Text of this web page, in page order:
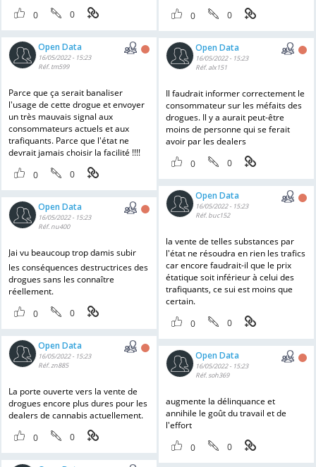
0
0
0
0
Open Data
16/05/2022 - 15:23
Réf. tm599
Parce que ça serait banaliser
l'usage de cette drogue et envoyer
un très mauvais signal aux
consommateurs actuels et aux
trafiquants. Parce que l'état ne
devrait jamais choisir la facilité !!!!
0
0
Open Data
16/05/2022 - 15:23
Réf. alx151
Il faudrait informer correctement le
consommateur sur les méfaits des
drogues. Il y a aurait peut-être
moins de personne qui se ferait
avoir par les dealers
0
0
Open Data
16/05/2022 - 15:23
Réf. buc152
la vente de telles substances par
l'état ne résoudra en rien les trafics
car encore faudrait-il que le prix
étatique soit inférieur à celui des
trafiquants, ce sui est moins que
certain.
0
0
Open Data
16/05/2022 - 15:23
Réf. nu400
Jai vu beaucoup trop damis subir
les conséquences destructrices des
drogues sans les connaître
réellement.
0
0
Open Data
16/05/2022 - 15:23
Réf. zn885
La porte ouverte vers la vente de
drogues encore plus dures pour les
dealers de cannabis actuellement.
0
0
Open Data
16/05/2022 - 15:23
Réf. soh369
augmente la délinquance et
annihile le goût du travail et de
l'effort
0
0